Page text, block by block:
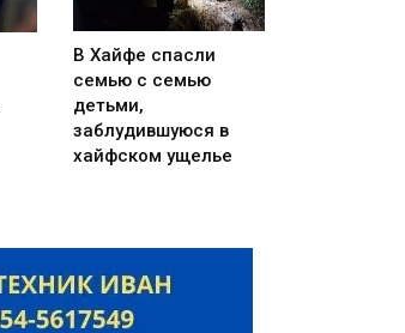
В Хайфе спасли
семью с семью
детьми,
заблудившуюся в
хайфском ущелье